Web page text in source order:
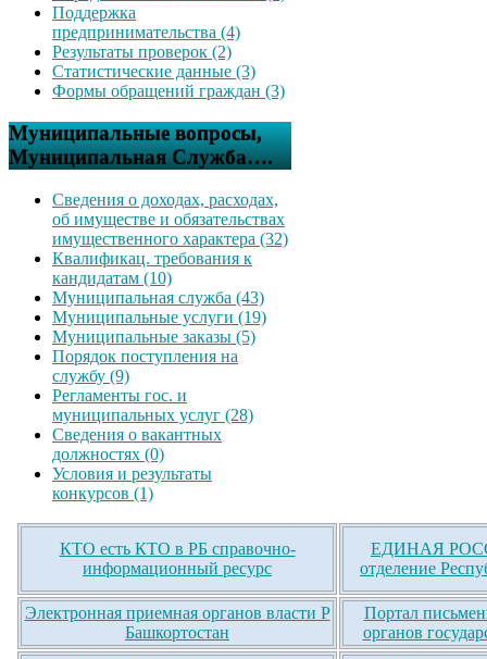
Поддержка
предпринимательства (4)
Результаты проверок (2)
Статистические данные (3)
Формы обращений граждан (3)
Муниципальные вопросы,
Муниципальная Служба….
Сведения о доходах, расходах,
об имуществе и обязательствах
имущественного характера (32)
Квалификац. требования к
кандидатам (10)
Муниципальная служба (43)
Муниципальные услуги (19)
Муниципальные заказы (5)
Порядок поступления на
службу (9)
Регламенты гос. и
муниципальных услуг (28)
Сведения о вакантных
должностях (0)
Условия и результаты
конкурсов (1)
КТО есть КТО в РБ справочно-
информационный ресурс
ЕДИНАЯ
отделение
Электронная приемная органов власти Р
Башкортостан
Портал
органов